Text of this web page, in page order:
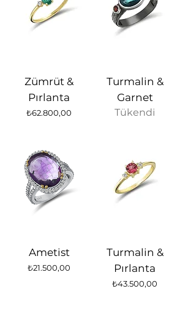
Zümrüt &
Pırlanta
Fiyat
₺62.800,00
Turmalin &
Garnet
Tükendi
Ametist
Fiyat
₺21.500,00
Turmalin &
Pırlanta
Fiyat
₺43.500,00